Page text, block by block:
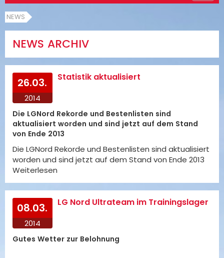
NEWS
NEWS ARCHIV
26.03.
2014
Statistik aktualisiert
Die LGNord Rekorde und Bestenlisten sind
aktualisiert worden und sind jetzt auf dem Stand
von Ende 2013
Die LGNord Rekorde und Bestenlisten sind aktualisiert
worden und sind jetzt auf dem Stand von Ende 2013
Weiterlesen
08.03.
2014
LG Nord Ultrateam im Trainingslager
Gutes Wetter zur Belohnung